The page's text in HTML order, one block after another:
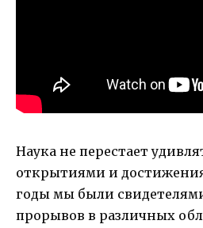
Наука не перестает
открытиями и
годы мы были
прорывов в различных